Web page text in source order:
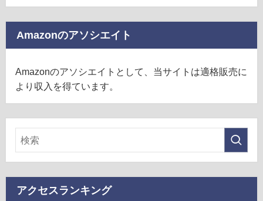
Amazonのアソシエイト
Amazonのアソシエイトとして、当サイトは適格販売に
より収入を得ています。
アクセスランキング